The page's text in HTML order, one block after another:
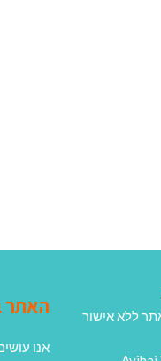
ללא אישור
האתר
אנו